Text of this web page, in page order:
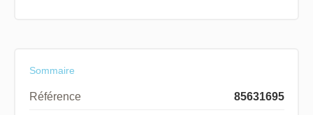
Sommaire
Référence 85631695